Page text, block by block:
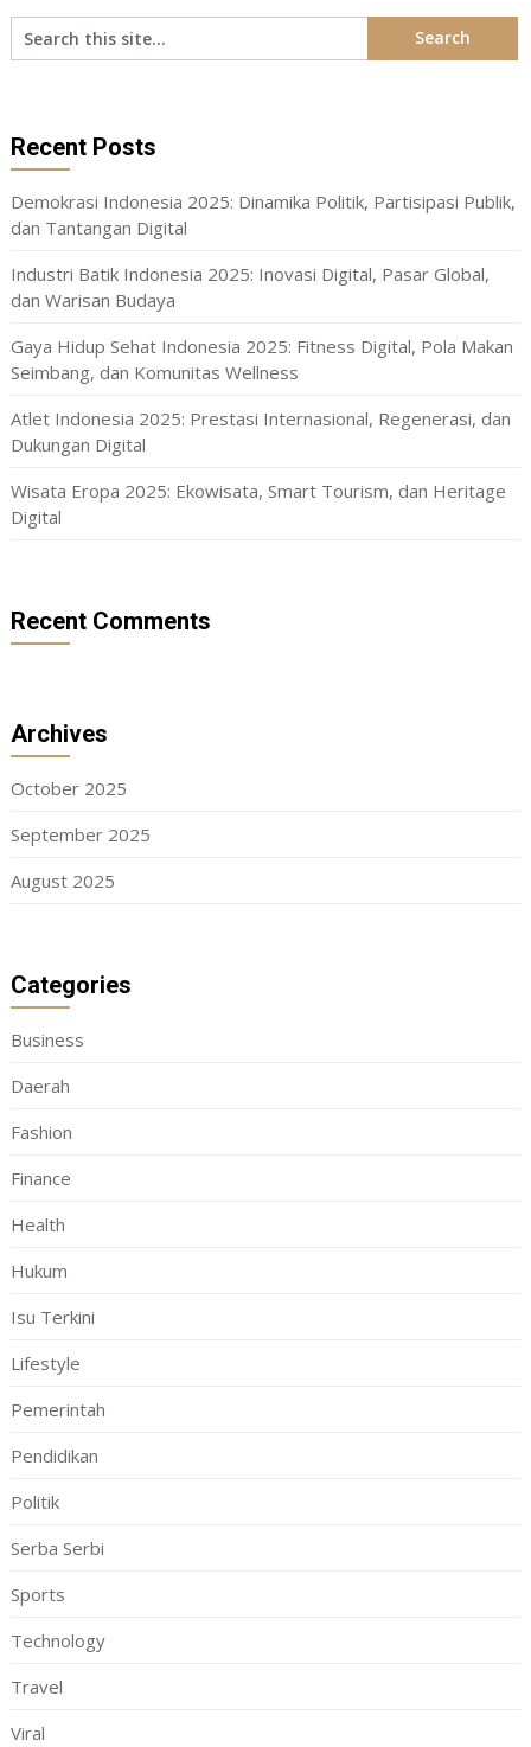
Recent Posts
Demokrasi Indonesia 2025: Dinamika Politik, Partisipasi Publik,
dan Tantangan Digital
Industri Batik Indonesia 2025: Inovasi Digital, Pasar Global,
dan Warisan Budaya
Gaya Hidup Sehat Indonesia 2025: Fitness Digital, Pola Makan
Seimbang, dan Komunitas Wellness
Atlet Indonesia 2025: Prestasi Internasional, Regenerasi, dan
Dukungan Digital
Wisata Eropa 2025: Ekowisata, Smart Tourism, dan Heritage
Digital
Recent Comments
Archives
October 2025
September 2025
August 2025
Categories
Business
Daerah
Fashion
Finance
Health
Hukum
Isu Terkini
Lifestyle
Pemerintah
Pendidikan
Politik
Serba Serbi
Sports
Technology
Travel
Viral